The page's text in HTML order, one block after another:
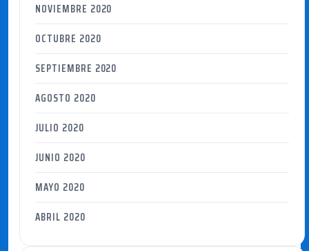
NOVIEMBRE 2020
OCTUBRE 2020
SEPTIEMBRE 2020
AGOSTO 2020
JULIO 2020
JUNIO 2020
MAYO 2020
ABRIL 2020